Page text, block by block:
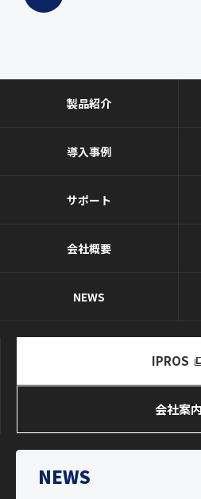
製品紹介
導入事例
サポート
会社概要
NEWS
会社案内
IPROS
NEWS